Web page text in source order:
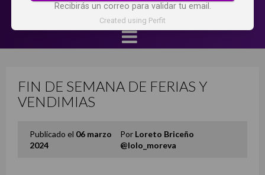
FIN DE SEMANA DE FERIAS Y
VENDIMIAS
Publicado el 06 marzo
2024
Por Loreto Briceño
@lolo_moreva
Recibirás un correo para validar tu email.
Created using Perfit